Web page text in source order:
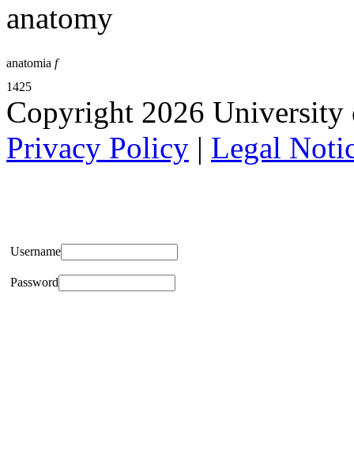
anatomy
anatomia f
1425
Copyright 2026
Privacy Policy | Legal
Username
Password